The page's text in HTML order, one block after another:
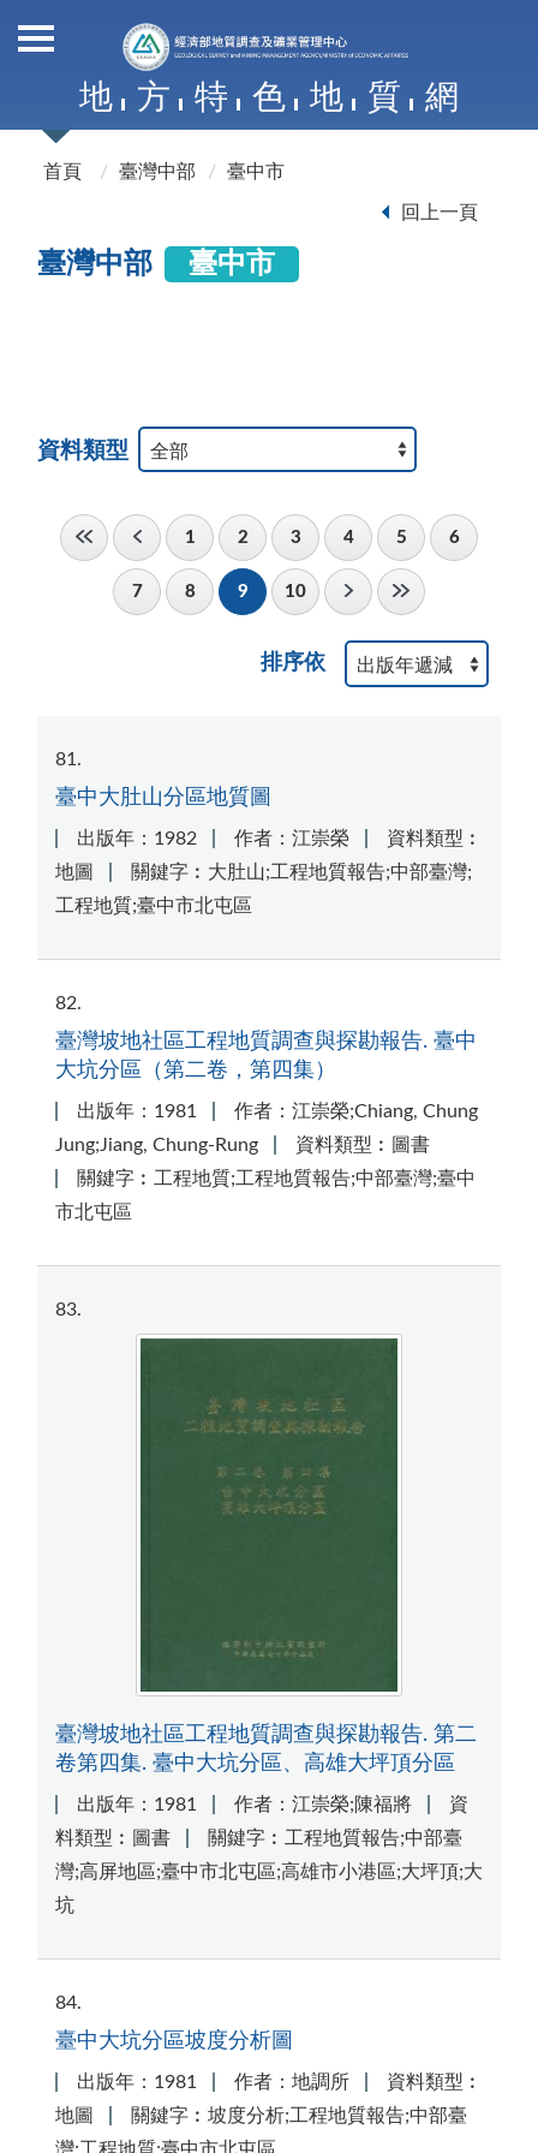
地 方 特 色 地 質 網
首頁 臺灣中部 臺中市
回上一頁
臺灣中部 臺中市
資料類型
1 2 3 4 5 6
7 8 9 10
排序依
81
臺中大肚山分區地質圖
出版年：1982 作者：江崇榮
資料類型︰
地圖
關鍵字︰大肚山;工程地質報告;中部臺灣;
工程地質;臺中市北屯區
82
臺灣坡地社區工程地質調查與探勘報告. 臺中
大坑分區（第二卷，第四集）
出版年：1981
作者：江崇榮;Chiang, Chung
Jung;Jiang, Chung-Rung
資料類型︰圖書
關鍵字︰工程地質;工程地質報告;中部臺灣;臺中
市北屯區
83
臺灣坡地社區工程地質調查與探勘報告. 第二
卷第四集. 臺中大坑分區、高雄大坪頂分區
出版年：1981 作者：江崇榮;陳福將
資
料類型︰圖書
關鍵字︰工程地質報告;中部臺
灣;高屏地區;臺中市北屯區;高雄市小港區;大坪頂;大
坑
84
臺中大坑分區坡度分析圖
出版年：1981 作者：地調所
資料類型︰
地圖
關鍵字︰坡度分析;工程地質報告;中部臺
灣;工程地質;臺中市北屯區